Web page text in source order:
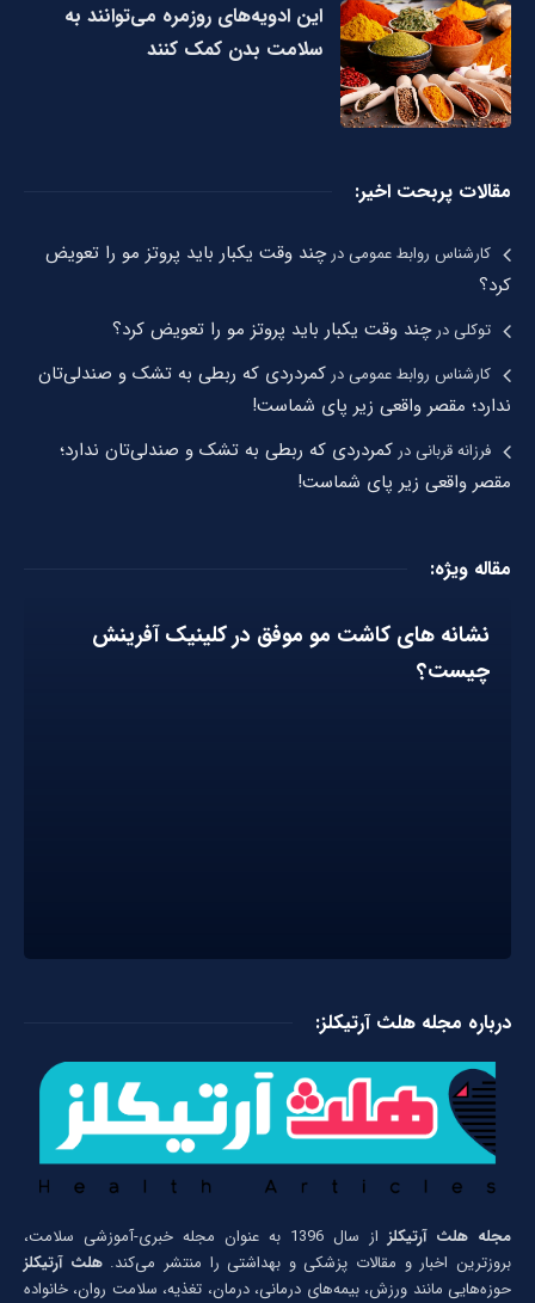
این ادویه‌های روزمره می‌توانند به
سلامت بدن کمک کنند
مقالات پربحت اخیر:
کارشناس روابط عمومیدرچند وقت یکبار باید پروتز مو را تعویض
کرد؟
توکلیدرچند وقت یکبار باید پروتز مو را تعویض کرد؟
کارشناس روابط عمومیدر کمردردی که ربطی به تشک و صندلی‌تان
ندارد؛ مقصر واقعی زیر پای شماست!
فرزانه قربانیدر کمردردی که ربطی به تشک و صندلی‌تان ندارد؛
مقصر واقعی زیر پای شماست!
مقاله ویژه:
نشانه های کاشت مو موفق در کلینیک آفرینش
چیست؟
درباره مجله هلث آرتیکلز:
مجله هلث آرتیکلز
از سال 1396 به عنوان مجله خبری-آموزشی سلامت،
بروزترین اخبار و مقالات پزشکی و بهداشتی را منتشر می‌کند.هلث آرتیکلز
حوزه‌هایی مانند ورزش، بیمه‌های درمانی، درمان، تغذیه، سلامت روان، خانواده